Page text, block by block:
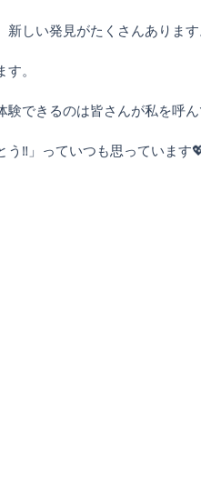
しい発見がたくさんあります
。
できるのは皆さんが私を呼ん
う‼️」っていつも思っています